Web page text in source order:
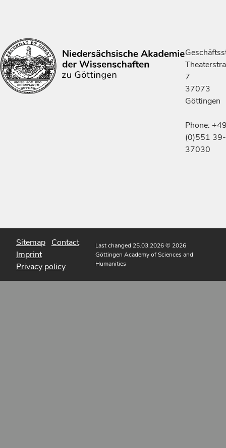
7
37073
Göttingen
Phone:
(0)551 39-
37030
Sitemap Contact
Imprint
Privacy policy
Last changed 25.03.2026© 2026
Göttingen Academy of Sciences and
Humanities